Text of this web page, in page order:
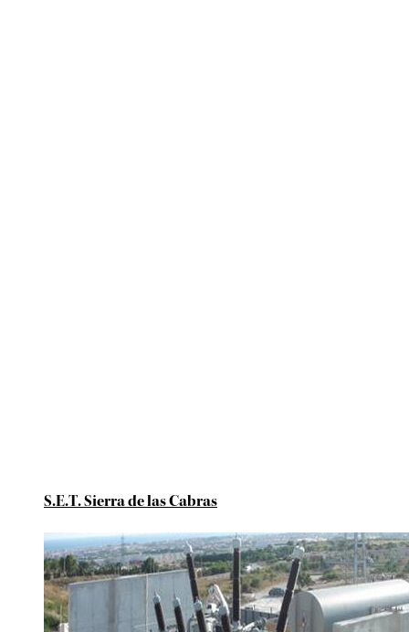
S.E.T. Sierra de las Cabras